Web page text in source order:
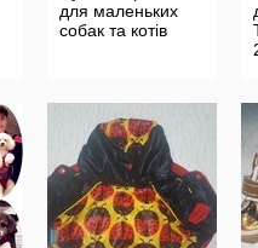
для маленьких
собак та котів